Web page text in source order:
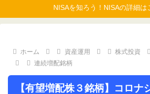
NISAを知ろう！NISAの詳細は
ホーム 資産運用 株式投資
連続増配銘柄
【有望増配株３銘柄】コロナ